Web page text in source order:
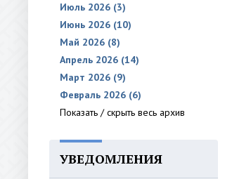
Июль 2026 (3)
Июнь 2026 (10)
Май 2026 (8)
Апрель 2026 (14)
Март 2026 (9)
Февраль 2026 (6)
Показать / скрыть весь архив
УВЕДОМЛЕНИЯ